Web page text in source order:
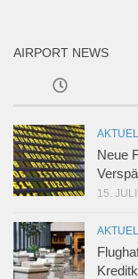
AIRPORT NEWS
Neue
15.